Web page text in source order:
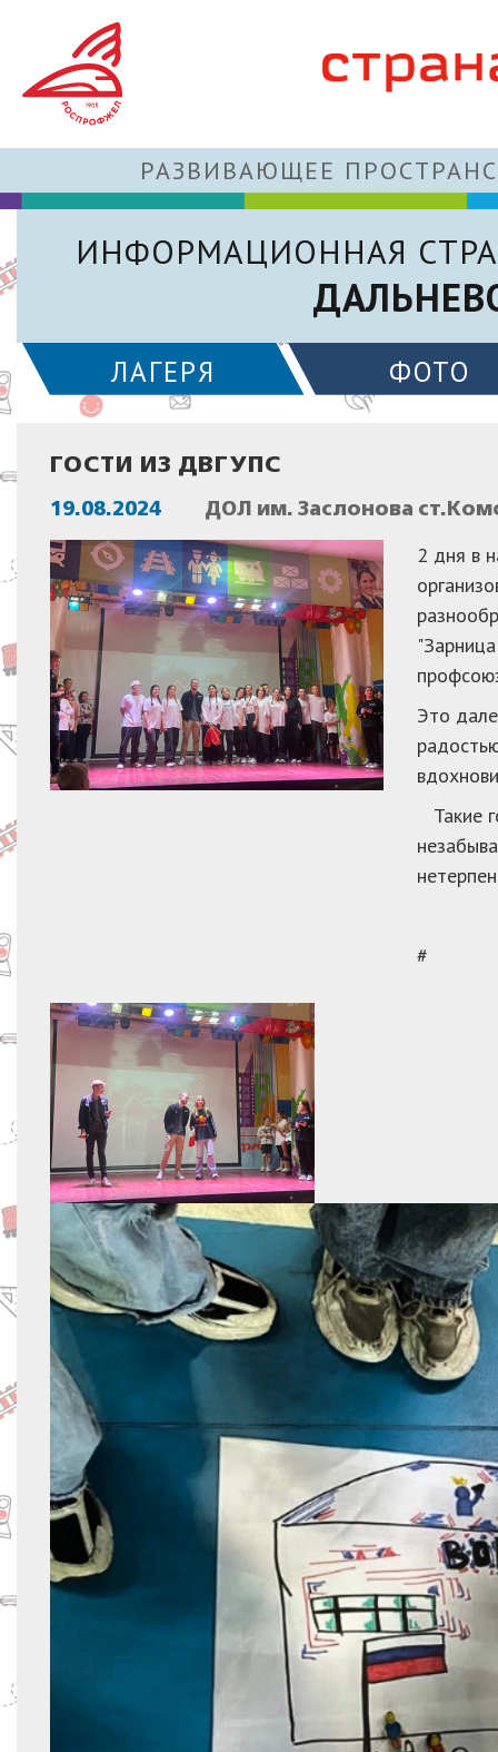
РАЗВИВАЮЩЕЕ
ИНФОРМАЦИОННАЯ
ЛАГЕРЯ ФОТО
ГОСТИ ИЗ ДВГУПС
19.08.2024 ДОЛ им. Заслонова
2 дня в
Это
Такие
#